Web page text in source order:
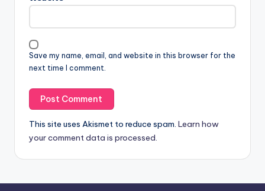
Save my name, email, and website in this browser for the
next time I comment.
This site uses Akismet to reduce spam. Learn how
your comment data is processed.